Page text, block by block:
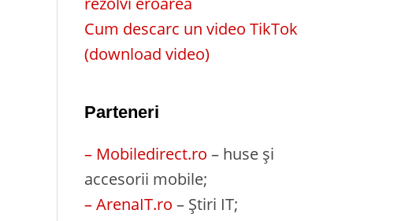
Cum descarc un video TikTok
(download video)
Parteneri
– Mobiledirect.ro – huse și
accesorii mobile;
– ArenaIT.ro – Știri IT;